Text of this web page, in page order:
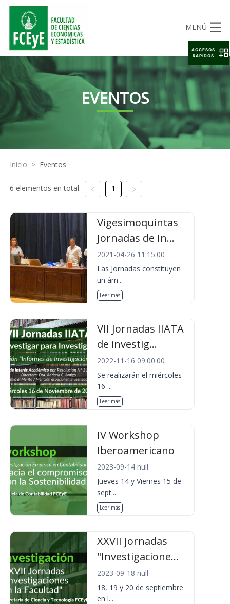
MENÚ
EVENTOS
Inicio > Eventos
6 elementos en total: 1
Vigesimoquintas
Jornadas de In...
2021-04-26 11:15:00
Las Jornadas constituyen
un ám...
Leer más
VII Jornadas IIATA
de investig...
2022-11-16 09:00:00
Se realizarán el miércoles
16 ...
Leer más
IV Workshop
Iberoamericano
2023-09-14 null
Jueves 14 y Viernes 15 de
sept...
Leer más
XXVII Jornadas
"Investigacione...
2023-09-18 null
18, 19 y 20 de septiembre
en l...
ACCESOS
RAPIDOS